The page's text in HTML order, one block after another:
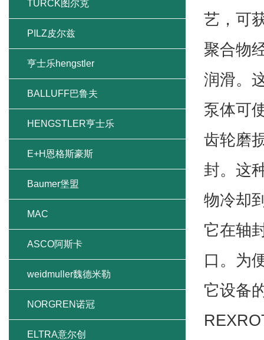
艺，可
聚合物
润滑。
泵体可
齿轮磨
封。这
物冷却
它在轴
口。为
它设备
SICK施克
mpfiltri翡翠
意尔创ELTRA
IFM易福门
BURKERT宝德
TURCK图尔克
PILZ皮尔兹
亨士乐hengstler
BALLUFF巴鲁夫
HENGSTLER亨士乐
E+H恩格斯豪斯